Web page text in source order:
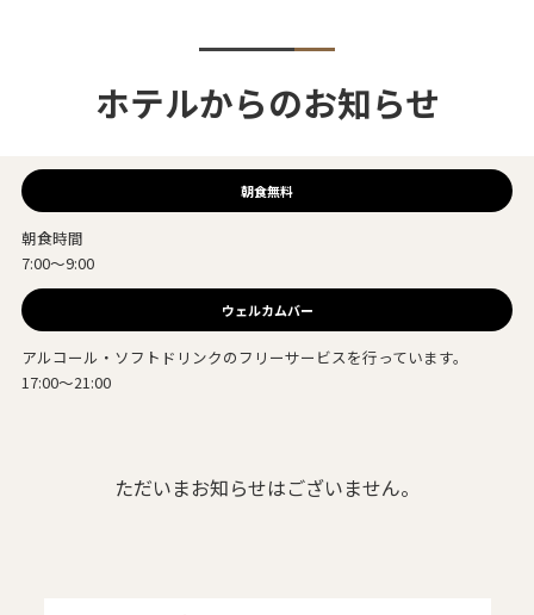
ホテルからのお知らせ
朝食無料
朝食時間
7:00～9:00
ウェルカムバー
アルコール・ソフトドリンクのフリーサービスを行っています。
17:00～21:00
ただいまお知らせはございません。